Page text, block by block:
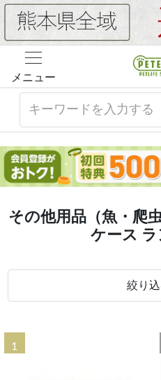
メニュー
その他用品（魚・爬
ケース
絞り
1